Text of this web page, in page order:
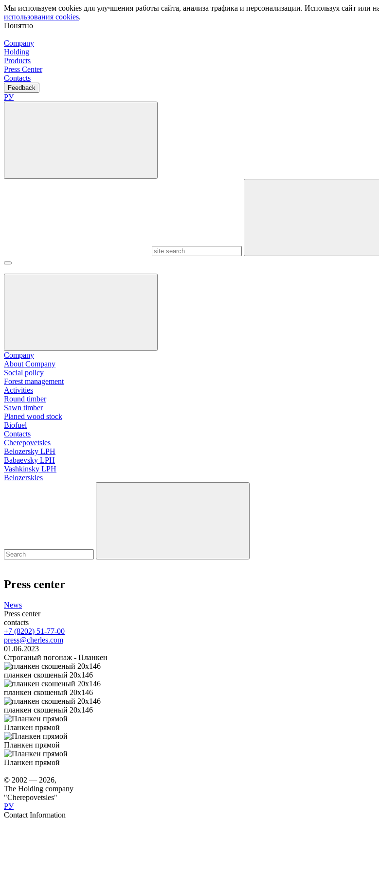
Мы используем cookies для улучшения работы сайта, анализа трафика и персонализации. Используя сайт
использования cookies.
Понятно
Company
Holding
Products
Press Center
Contacts
Feedback
РУ
Company
About Company
Social policy
Forest management
Activities
Round timber
Sawn timber
Planed wood stock
Biofuel
Contacts
Cherepovetsles
Belozersky LPH
Babaevsky LPH
Vashkinsky LPH
Belozerskles
Press center
News
Press center
contacts
+7 (8202) 51-77-00
press@cherles.com
01.06.2023
Строганый погонаж - Планкен
планкен скошеный 20х146
планкен скошеный 20х146
планкен скошеный 20х146
Планкен прямой
Планкен прямой
Планкен прямой
© 2002 — 2026,
The Holding company
"Cherepovetsles"
РУ
Contact Information